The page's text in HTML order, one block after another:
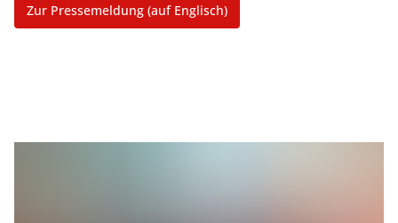
Zur Pressemeldung (auf Englisch)